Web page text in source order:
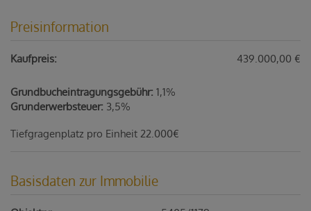
Preisinformation
Kaufpreis: 439.000,00 €
Grundbucheintragungsgebühr: 1,1%
Grunderwerbsteuer: 3,5%
Tiefgragenplatz pro Einheit 22.000€
Basisdaten zur Immobilie